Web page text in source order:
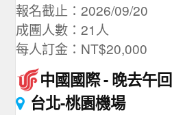
報名截止：2026/09/20
成團人數：21人
每人訂金：NT$20,000
中國國際 晚去午回
台北-桃園機場